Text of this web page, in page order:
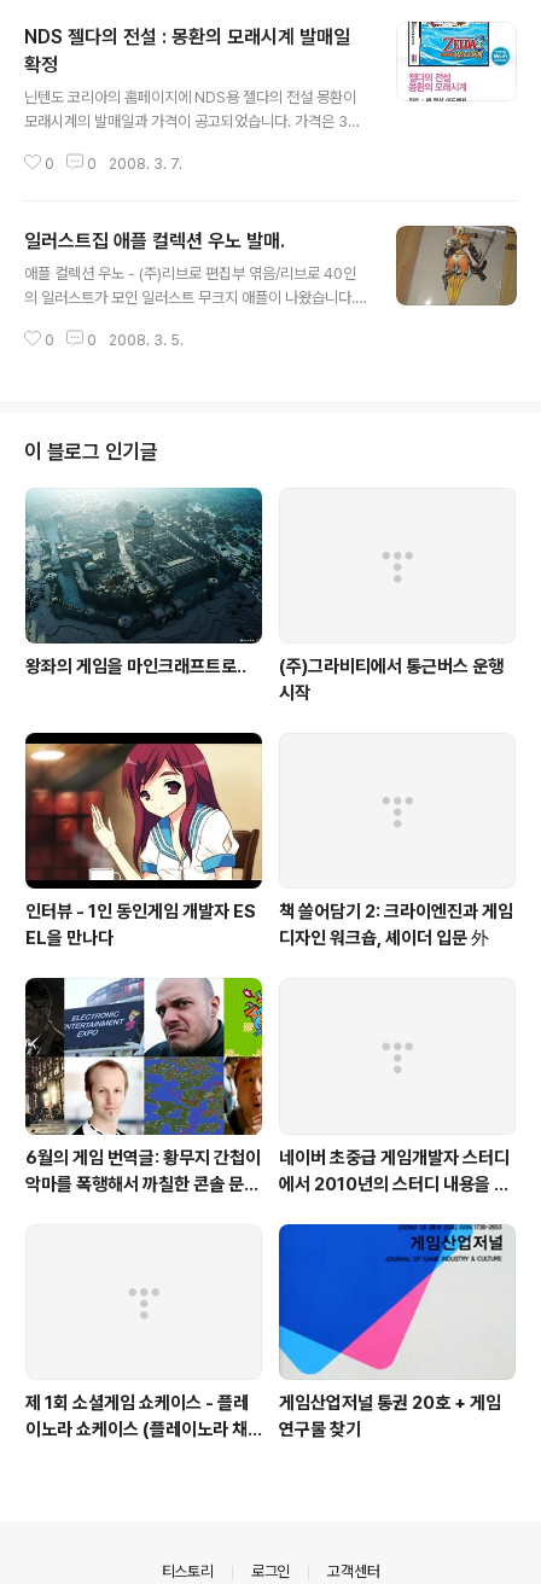
NDS 젤다의 전설 : 몽환의 모래시계 발매일
확정
닌텐도 코리아의 홈페이지에 NDS용 젤다의 전설 몽환이
모래시계의 발매일과 가격이 공고되었습니다. 가격은 390
책이 모든 소프트웨어의 한글화이므로 젤다 역시 한글화해
등록되어있는 한글화 스크린샷.
0 0 2008. 3. 7.
일러스트집 애플 컬렉션 우노 발매.
애플 컬렉션 우노 - (주)리브로 편집부 엮음/리브로 40인
의 일러스트가 모인 일러스트 무크지 애플이 나왔습니다. 1
지의 김형태씨 그림은 단지 표지만. 그외 주로 게임 일러스
많이 참가한 책은 가끔 작품의 질이 들쑥날쑥하는데 정말
이 책은 그림체의 차이는 있을망정 퀄리티는 모두 상당한
수준을 유지하는 것 같습니다. 자극을 얻고 싶은 원화가 지
망생분들에겐 좋은 책이 되지 않을까 싶습니다. 참가 일러
스트레이터 목록 김형태 이상번(개잡이) 이윤호(snavi) 황
산(H2SO4) 김지..
0 0 2008. 3. 5.
이 블로그 인기글
왕좌의 게임을 마인크래프트로..
(주)그라비티에서 통근버스 운행
시작
인터뷰 - 1인 동인게임 개발자 ES
EL을 만나다
책 쓸어담기 2: 크라이엔진과 게임
디자인 워크숍, 셰이더 입문 外
6월의 게임 번역글: 황무지 간첩이
악마를 폭행해서 까칠한 콘솔 문명
네이버 초중급 게임개발자 스터디
에서 2010년의 스터디 내용을 공
제 1회 소셜게임 쇼케이스 - 플레
이노라 쇼케이스 (플레이노라 채
게임산업저널 통권 20호 + 게임
연구물 찾기
티스토리 로그인 고객센터